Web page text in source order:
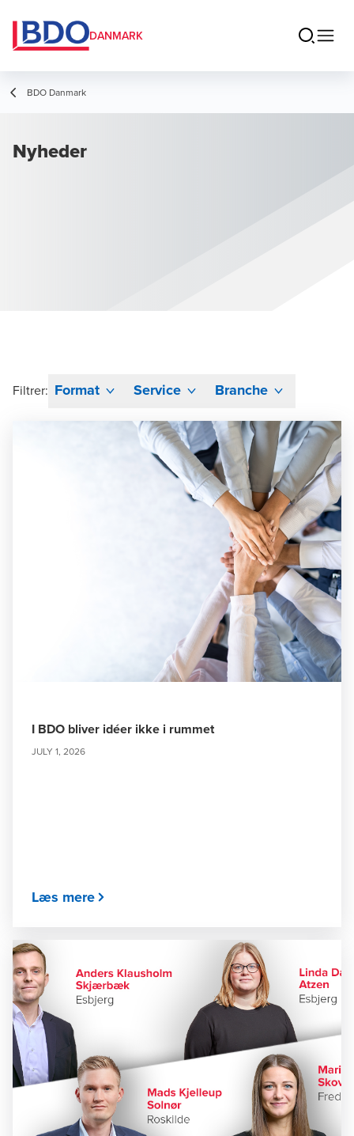
DANMARK
BDO Danmark
Nyheder
Filtrer: Format Service Branche
I BDO bliver idéer ikke i rummet
JULY 1, 2026
Læs mere